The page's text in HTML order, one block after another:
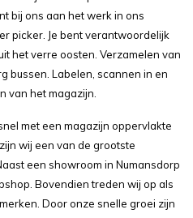
bij ons aan het werk in ons
picker. Je bent verantwoordelijk
het verre oosten. Verzamelen van
bussen. Labelen, scannen in en
van het magazijn.
met een magazijn oppervlakte
wij een van de grootste
een showroom in Numansdorp
Bovendien treden wij op als
Door onze snelle groei zijn